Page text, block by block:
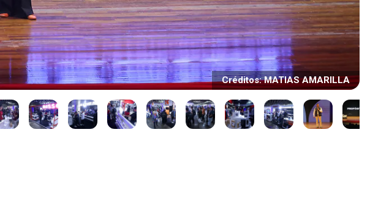
Créditos: MATIAS AMARILLA